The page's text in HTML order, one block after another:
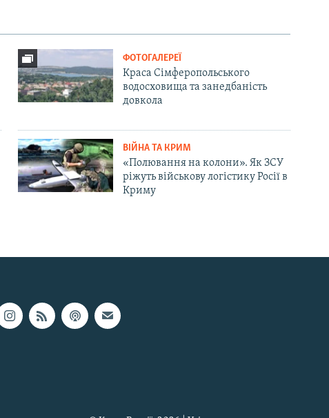
ФОТОГАЛЕРЕЇ
Краса Сімферопольського
водосховища та занедбаність
довкола
ВІЙНА ТА КРИМ
«Полювання на колони». Як ЗСУ
ріжуть військову логістику Росії в
Криму